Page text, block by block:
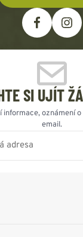
SI UJÍT
oznámení o
email.